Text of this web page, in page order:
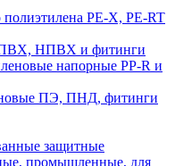
PE-X, PE-RT
НПВХ и фитинги
напорные PP-R и
ПЭ, ПНД, фитинги
защитные
промышленные, для